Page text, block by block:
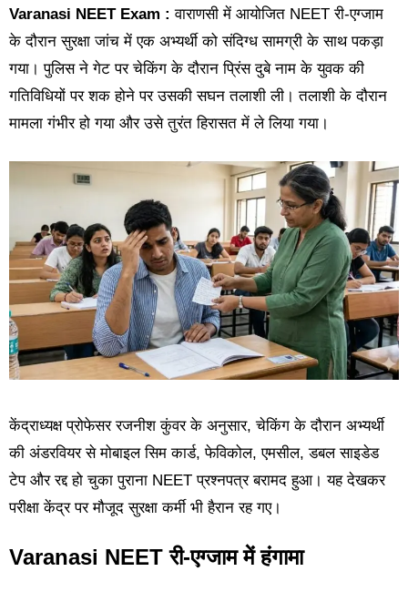
Varanasi NEET Exam : वाराणसी में आयोजित NEET री-एग्जाम
के दौरान सुरक्षा जांच में एक अभ्यर्थी को संदिग्ध सामग्री के साथ पकड़ा
गया। पुलिस ने गेट पर चेकिंग के दौरान प्रिंस दुबे नाम के युवक की
गतिविधियों पर शक होने पर उसकी सघन तलाशी ली। तलाशी के दौरान
मामला गंभीर हो गया और उसे तुरंत हिरासत में ले लिया गया।
केंद्राध्यक्ष प्रोफेसर रजनीश कुंवर के अनुसार, चेकिंग के दौरान अभ्यर्थी
की अंडरवियर से मोबाइल सिम कार्ड, फेविकोल, एमसील, डबल साइडेड
टेप और रद्द हो चुका पुराना NEET प्रश्नपत्र बरामद हुआ। यह देखकर
परीक्षा केंद्र पर मौजूद सुरक्षा कर्मी भी हैरान रह गए।
Varanasi NEET री-एग्जाम में हंगामा